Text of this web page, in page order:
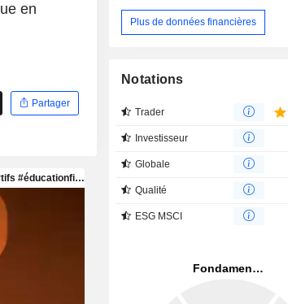
en
Partager
Plus de données financières
Notations
Trader
Investisseur
Globale
Qualité
ESG MSCI